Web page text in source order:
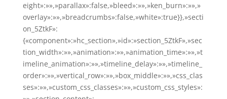
eight»:»»,»parallax»:false,»bleed»:»»,»ken_burn»:»»,»
overlay»:»»,»breadcrumbs»:false,»white»:true}},»secti
on_5ZtkF»:
{«component»:»hc_section»,»id»:»section_5ZtkF»,»sec
tion_width»:»»,»animation»:»»,»animation_time»:»»,»t
imeline_animation»:»»,»timeline_delay»:»»,»timeline_
order»:»»,»vertical_row»:»»,»box_middle»:»»,»css_clas
ses»:»»,»custom_css_classes»:»»,»custom_css_styles»: